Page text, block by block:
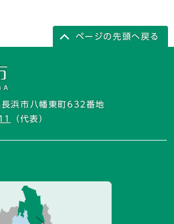
ページの先頭へ戻る
浜市八幡東町632番地
（代表）